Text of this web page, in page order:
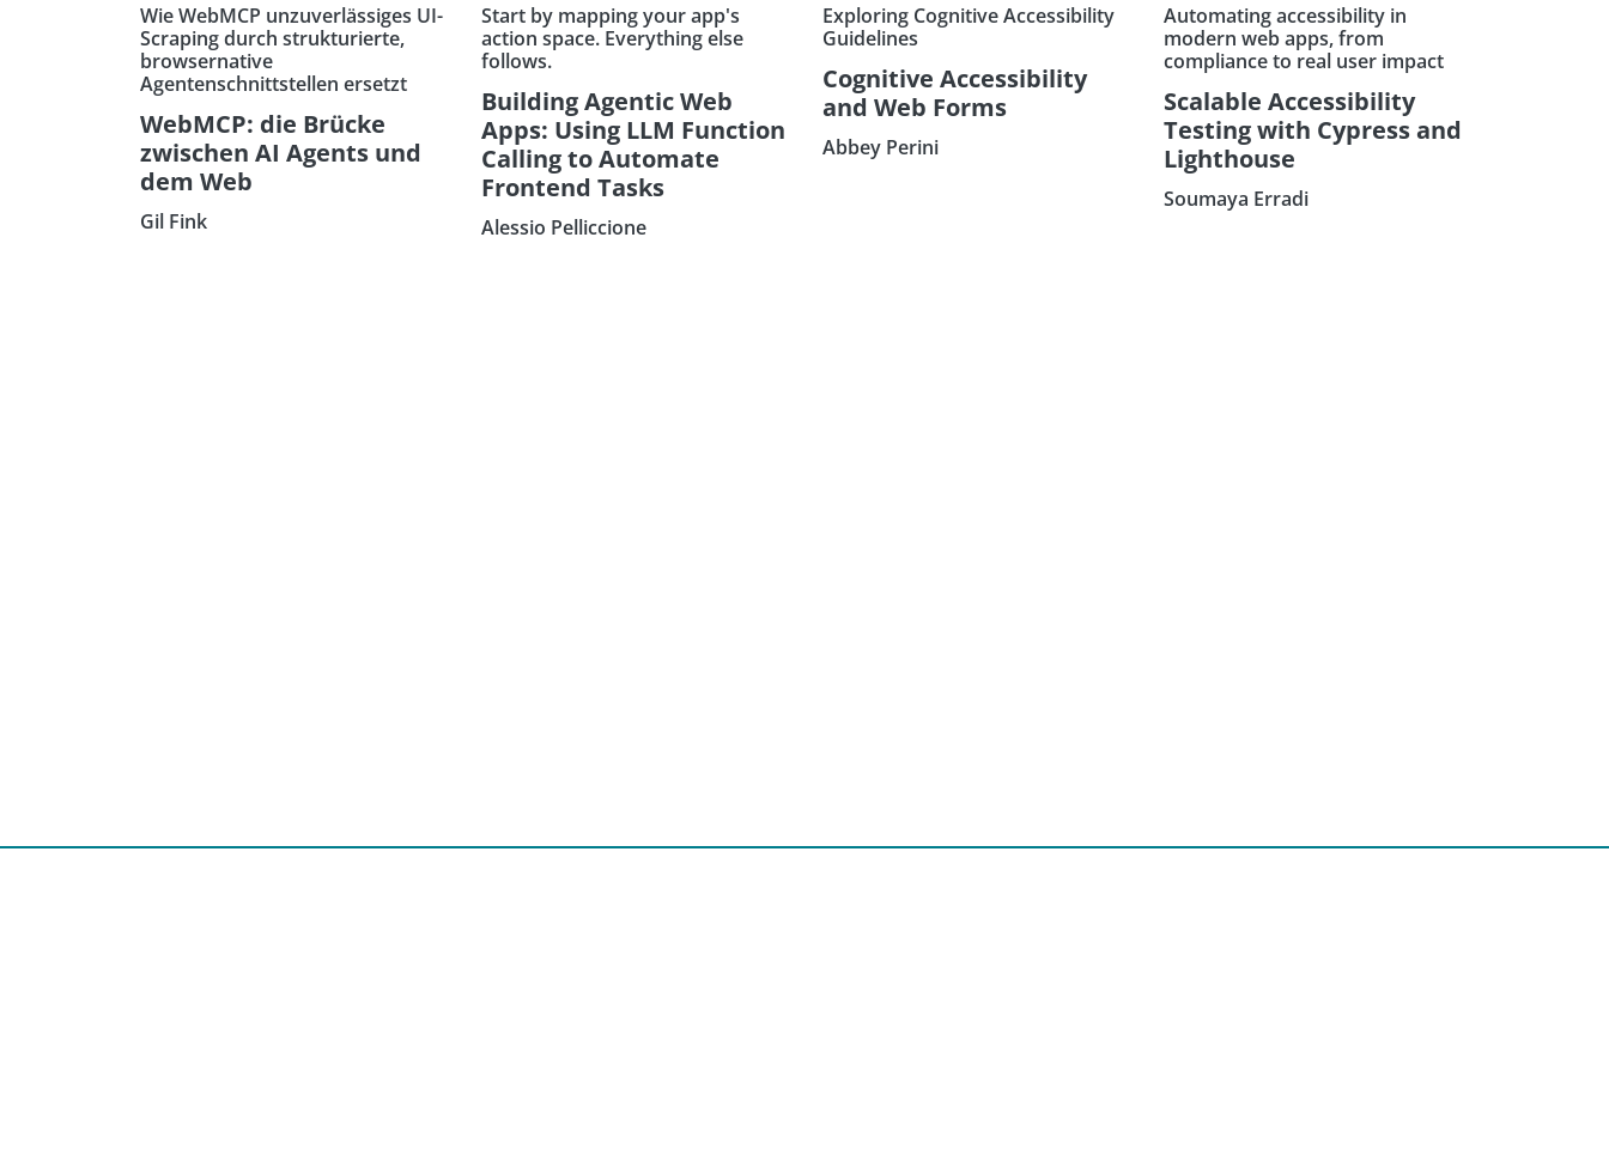
Wie WebMCP unzuverlässiges UI-
Scraping durch strukturierte,
browsernative
Agentenschnittstellen ersetzt
WebMCP: die Brücke
zwischen AI Agents und
dem Web
Gil Fink
Start by mapping your app's
action space. Everything else
follows.
Building Agentic Web
Apps: Using LLM Function
Calling to Automate
Frontend Tasks
Alessio Pelliccione
Exploring Cognitive Accessibility
Guidelines
Cognitive Accessibility
and Web Forms
Abbey Perini
Automating accessibility in
modern web apps, from
compliance to real user impact
Scalable Accessibility
Testing with Cypress and
Lighthouse
Soumaya Erradi